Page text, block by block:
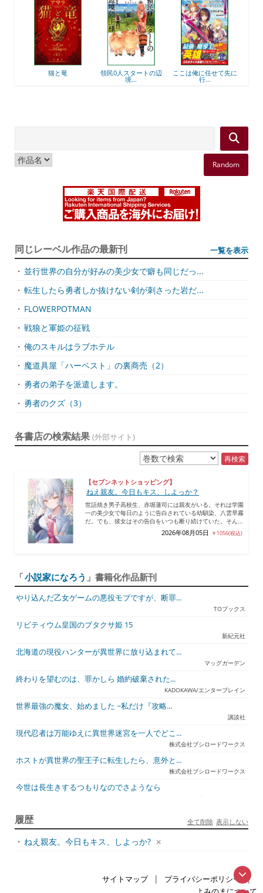
猫と竜 領民0人スタートの辺
境...
ここは俺に任せて先に
行...
Random
同じレーベル作品の最新刊 一覧を表示
・ 並行世界の自分が好みの美少女で癖も同じだっ...
・ 転生したら勇者しか抜けない剣が刺さった岩だ...
・ FLOWERPOTMAN
・ 戦狼と軍姫の征戦
・ 俺のスキルはラブホテル
・ 魔道具屋「ハーベスト」の裏商売（2）
・ 勇者の弟子を派遣します。
・ 勇者のクズ（3）
各書店の検索結果 (外部サイト)
再検索
【セブンネットショッピング】
ねえ親友。今日もキス、しよっか？
世話焼き男子高校生、赤堀蓮司には親友がいる。それは学園
一の美少女で毎日のように告白されている幼馴染、八雲早霧
だ。でも、彼女はその告白をいつも断り続けていた。そん...
2026年08月05日 ￥1056(税込)
「小説家になろう 」書籍化作品新刊
やり込んだ乙女ゲームの悪役モブですが、断罪...
TOブックス
リビティウム皇国のブタクサ姫 15
新紀元社
北海道の現役ハンターが異世界に放り込まれて...
マッグガーデン
終わりを望むのは、罪かしら 婚約破棄された...
KADOKAWA/エンターブレイン
世界最強の魔女、始めました ~私だけ『攻略...
講談社
現代忍者は万能ゆえに異世界迷宮を一人でどこ...
株式会社ブシロードワークス
ホストが異世界の聖王子に転生したら、意外と...
株式会社ブシロードワークス
今世は長生きするつもりなのでさようなら
宇都宮ケーブルテレビ
ジュリとエレナの森の相談所 ~付与の力であ...
一二三書房
天才悪女は嘘を見破る2
ホビージャパン
履歴 表示しない
全て削除
・ ねえ親友。今日もキス、しよっか?
サイトマップ | プライバシーポリシー |